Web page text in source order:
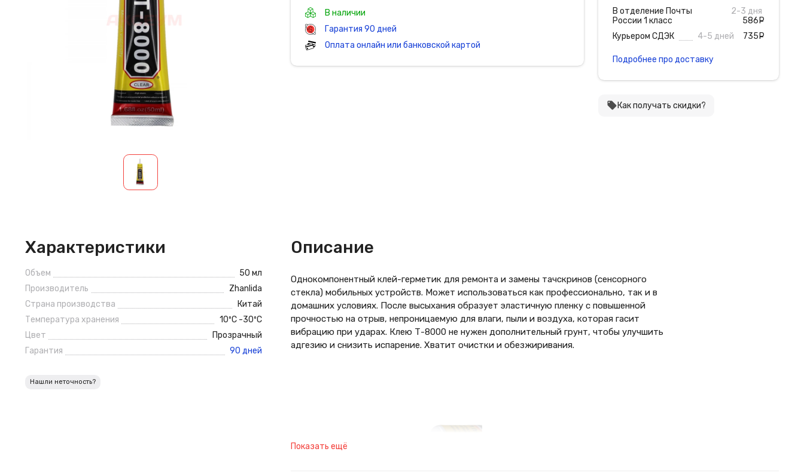
В наличии
Гарантия 90 дней
Оплата онлайн или банковской картой
В отделение Почты
России 1 класс
2-3 дня
586
Курьером СДЭК
4-5 дней 735
Подробнее про доставку
local_offerКак получать скидки?
Характеристики
Объем
50 мл
Производитель
Zhanlida
Страна производства
Китай
Температура хранения
10ºС -30ºС
Цвет
Прозрачный
Гарантия
90 дней
Нашли неточность?
Описание
Однокомпонентный клей-герметик для ремонта и замены тачскринов (сенсорного
стекла) мобильных устройств. Может использоваться как профессионально, так и в
домашних условиях. После высыхания образует эластичную пленку с повышенной
прочностью на отрыв, непроницаемую для влаги, пыли и воздуха, которая гасит
вибрацию при ударах. Клею Т-8000 не нужен дополнительный грунт, чтобы улучшить
адгезию и снизить испарение. Хватит очистки и обезжиривания.
Показать ещё